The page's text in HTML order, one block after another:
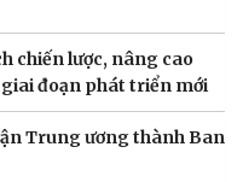
chiến lược, nâng cao
đoạn phát triển mới
Trung ương thành Ban